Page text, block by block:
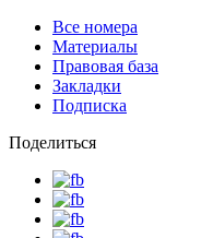
Все номера
Материалы
Правовая база
Закладки
Подписка
Поделиться